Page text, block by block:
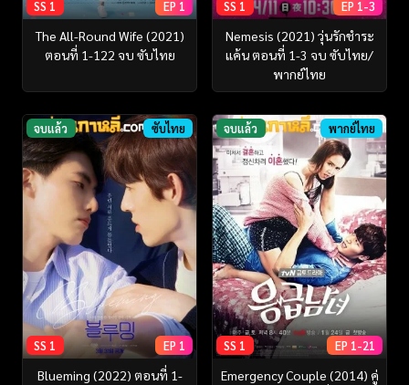
SS 1 EP 1
The All-Round Wife (2021)
ตอนที่ 1-122 จบ ซับไทย
SS 1 EP 1-3
Nemesis (2021) วุ่นรักชำระ
แค้น ตอนที่ 1-3 จบ ซับไทย/
พากย์ไทย
จบแล้ว ซับไทย
SS 1 EP 1
Blueming (2022) ตอนที่ 1-
จบแล้ว พากย์ไทย
SS 1 EP 1-21
Emergency Couple (2014) คู่